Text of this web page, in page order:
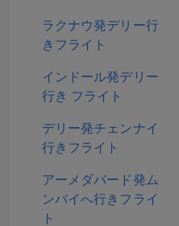
ラクナウ発デリー行
きフライト
インドール発デリー
行き フライト
デリー発チェンナイ
行きフライト
アーメダバード発ム
ンバイへ行きフライ
ト